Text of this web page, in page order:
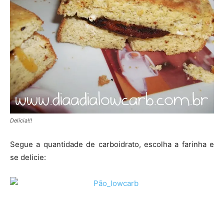
Delícia!!!
Segue a quantidade de carboidrato, escolha a farinha e
se delicie: